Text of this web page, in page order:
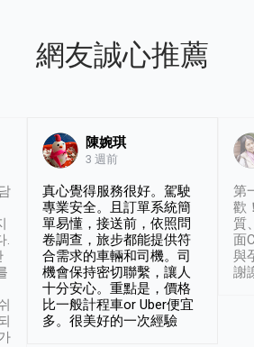
網友誠心推薦
.
陳婉琪
3 週前
真心覺得服務很好。駕駛
專業安全。且訂單系統簡
單易懂，接送前，依照問
卷調查，旅步都能提供符
合需求的車輛和司機。司
機會保持密切聯繫，讓人
十分安心。重點是，價格
比一般計程車or Uber便宜
多。很美好的一次經驗
第
歡
質
面
與
謝